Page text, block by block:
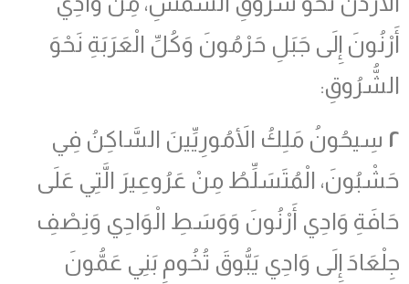
أَرْنُونَ إِلَى جَبَلِ حَرْمُونَ وَكُلِّ الْعَرَبَةِ نَحْوَ
الشُّرُوقِ:
٢ سِيحُونُ مَلِكُ الأَمُورِيِّينَ السَّاكِنُ فِي
حَشْبُونَ، الْمُتَسَلِّطُ مِنْ عَرُوعِيرَ الَّتِي عَلَى
حَافَةِ وَادِي أَرْنُونَ وَوَسَطِ الْوَادِي وَنِصْفِ
جِلْعَادَ إِلَى وَادِي يَبُّوقَ تُخُومِ بَنِي عَمُّونَ